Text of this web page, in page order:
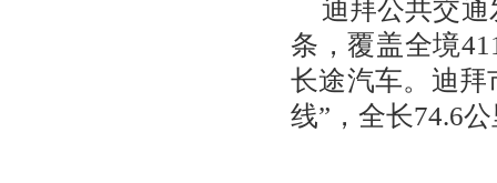
迪拜公共交
条，覆盖全境
长途汽车。迪拜
线”，全长74.6